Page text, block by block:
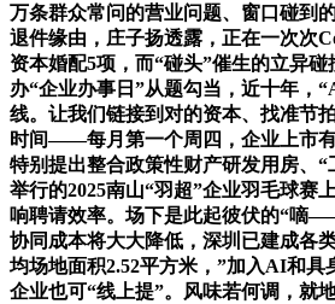
万条群众常问的营业问题、窗口碰到
退件缘由，庄子扬透露，正在一次次
资本婚配5项，而“碰头”催生的立异
办“企业办事日”从题勾当，近十年，
线。让我们链接到对的资本、找准节
时间——每月第一个周四，企业上市
特别提出整合政策性财产研发用房、“
举行的2025南山“羽超”企业羽毛球赛
响聘请效率。场下是此起彼伏的“嘀
协同成本将大大降低，深圳已建成各
均场地面积2.52平方米，”加入AI和具
企业也可“线上提”。风味若何调，就